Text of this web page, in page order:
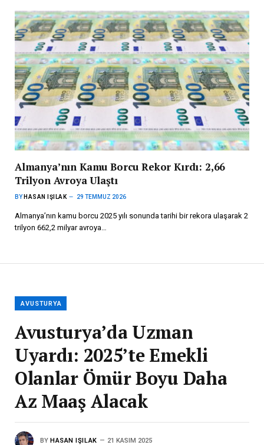
Almanya’nın Kamu Borcu Rekor Kırdı: 2,66
Trilyon Avroya Ulaştı
BY HASAN IŞILAK 29 TEMMUZ 2026
Almanya’nın kamu borcu 2025 yılı sonunda tarihi bir rekora ulaşarak 2
trilyon 662,2 milyar avroya…
AVUSTURYA
Avusturya’da Uzman
Uyardı: 2025’te Emekli
Olanlar Ömür Boyu Daha
Az Maaş Alacak
BY HASAN IŞILAK 21 KASIM 2025